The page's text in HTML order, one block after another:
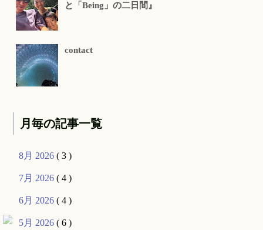
と「Being」の二日間』
contact
月毎の記事一覧
8月 2026( 3 )
7月 2026( 4 )
6月 2026( 4 )
5月 2026( 6 )